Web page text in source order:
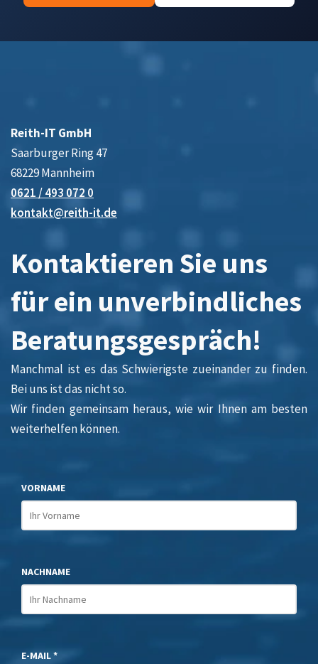
Reith-IT GmbH
Saarburger Ring 47
68229 Mannheim
0621 / 493 072 0
kontakt@reith-it.de
Kontaktieren Sie uns
für ein unverbindliches
Beratungsgespräch!
Manchmal ist es das Schwierigste zueinander zu finden.
Bei uns ist das nicht so.
Wir finden gemeinsam heraus, wie wir Ihnen am besten
weiterhelfen können.
VORNAME
NACHNAME
E-MAIL *